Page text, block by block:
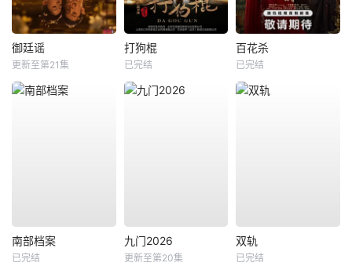
御廷谣
更新至第21集
打狗棍
已完结
百花杀
已完结
南部档案
已完结
九门2026
更新至第20集
双轨
已完结